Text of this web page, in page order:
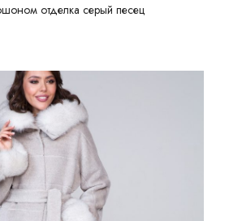
отделка серый песец